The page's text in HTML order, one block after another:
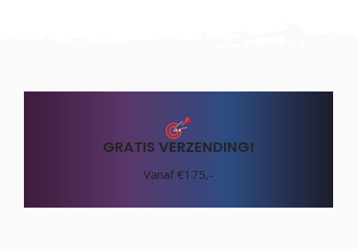
GRATIS VERZENDING!
Vanaf €175,-